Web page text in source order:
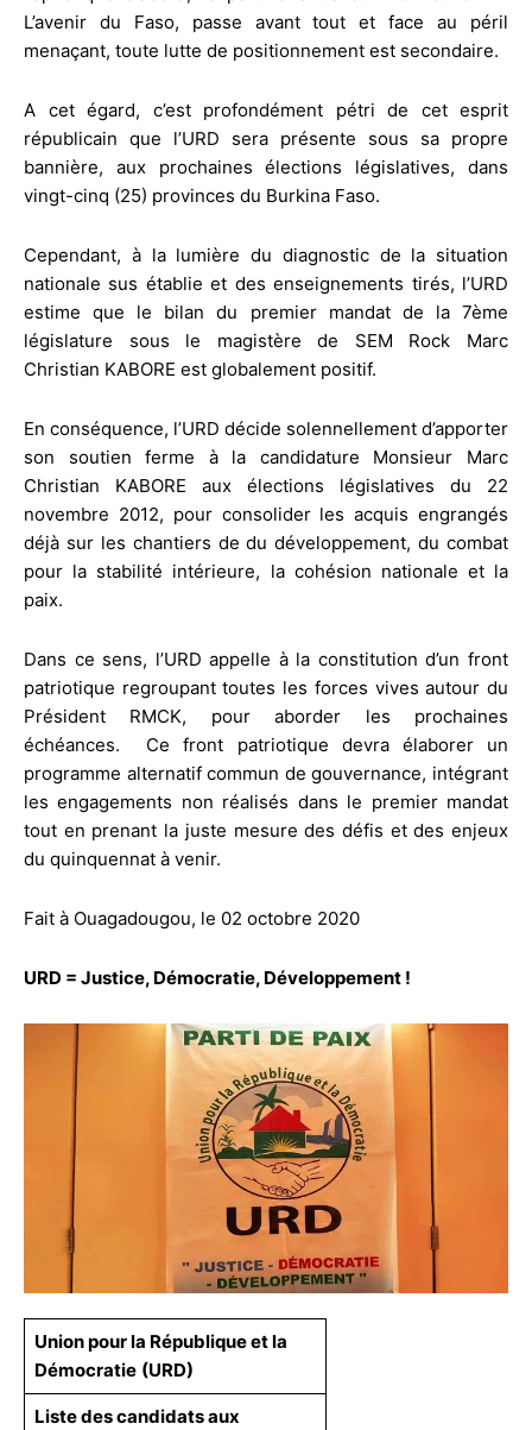
L’avenir du Faso, passe avant tout et face au péril
menaçant, toute lutte de positionnement est secondaire.
A cet égard, c’est profondément pétri de cet esprit
républicain que l’URD sera présente sous sa propre
bannière, aux prochaines élections législatives, dans
vingt-cinq (25) provinces du Burkina Faso.
Cependant, à la lumière du diagnostic de la situation
nationale sus établie et des enseignements tirés, l’URD
estime que le bilan du premier mandat de la 7ème
législature sous le magistère de SEM Rock Marc
Christian KABORE est globalement positif.
En conséquence, l’URD décide solennellement d’apporter
son soutien ferme à la candidature Monsieur Marc
Christian KABORE aux élections législatives du 22
novembre 2012, pour consolider les acquis engrangés
déjà sur les chantiers de du développement, du combat
pour la stabilité intérieure, la cohésion nationale et la
paix.
Dans ce sens, l’URD appelle à la constitution d’un front
patriotique regroupant toutes les forces vives autour du
Président RMCK, pour aborder les prochaines
échéances. Ce front patriotique devra élaborer un
programme alternatif commun de gouvernance, intégrant
les engagements non réalisés dans le premier mandat
tout en prenant la juste mesure des défis et des enjeux
du quinquennat à venir.
Fait à Ouagadougou, le 02 octobre 2020
URD = Justice, Démocratie, Développement !
Union pour la République et la
Démocratie (URD)
Liste des candidats aux